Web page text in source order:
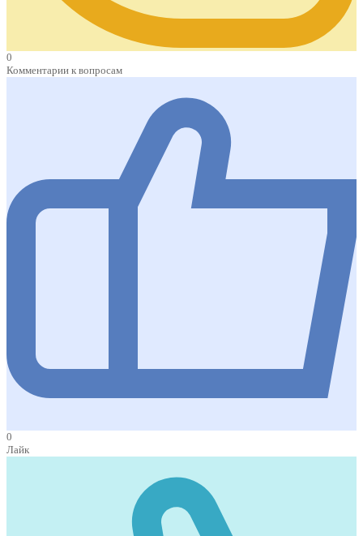
0
Комментарии к вопросам
0
Лайк